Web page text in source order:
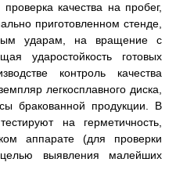
качества на пробег,
приготовленном стенде,
ударам, на вращение с
ударостойкость готовых
контроль качества
легкосплавного диска,
бракованной продукции. В
на герметичность,
аппарате (для проверки
выявления малейших